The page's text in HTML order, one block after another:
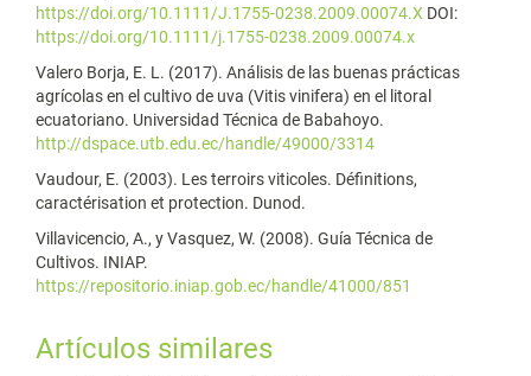
https://doi.org/10.1111/J.1755-0238.2009.00074.X DOI:
https://doi.org/10.1111/j.1755-0238.2009.00074.x
Valero Borja, E. L. (2017). Análisis de las buenas prácticas
agrícolas en el cultivo de uva (Vitis vinifera) en el litoral
ecuatoriano. Universidad Técnica de Babahoyo.
http://dspace.utb.edu.ec/handle/49000/3314
Vaudour, E. (2003). Les terroirs viticoles. Définitions,
caractérisation et protection. Dunod.
Villavicencio, A., y Vasquez, W. (2008). Guía Técnica de
Cultivos. INIAP.
https://repositorio.iniap.gob.ec/handle/41000/851
Artículos similares